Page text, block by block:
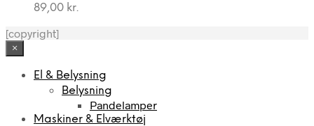
89,00 kr.
[copyright]
×
El & Belysning
Belysning
Pandelamper
Maskiner & Elværktøj